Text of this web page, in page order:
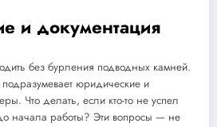
и документация
без бурления подводных камней.
юридические и
Что делать, если кто-то не успел
начала работы? Эти вопросы — не